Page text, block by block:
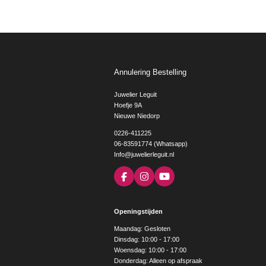
Annulering Bestelling
Juwelier Leguit
Hoefje 9A
Nieuwe Niedorp
0226-411225
06-83591774 (Whatsapp)
Info@juwelierleguit.nl
F
a
b
o
k
I
n
a
g
r
a
m
Y
o
e
Openingstijden
Maandag: Gesloten
Dinsdag: 10:00 - 17:00
Woensdag: 10:00 - 17:00
Donderdag: Alleen op afspraak